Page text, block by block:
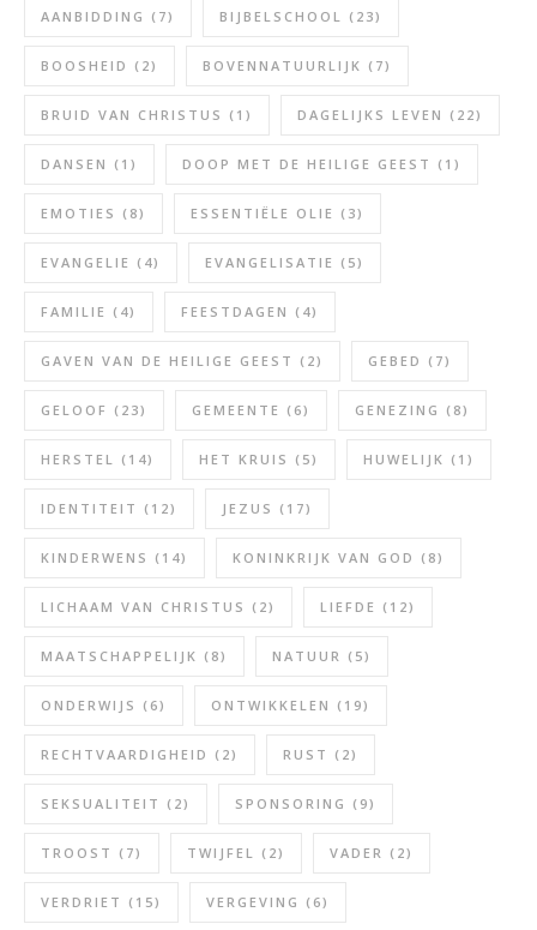
AANBIDDING (7) BIJBELSCHOOL (23)
BOOSHEID (2) BOVENNATUURLIJK (7)
BRUID VAN CHRISTUS (1) DAGELIJKS LEVEN (22)
DANSEN (1) DOOP MET DE HEILIGE GEEST (1)
EMOTIES (8) ESSENTIËLE OLIE (3)
EVANGELIE (4) EVANGELISATIE (5)
FAMILIE (4) FEESTDAGEN (4)
GAVEN VAN DE HEILIGE GEEST (2) GEBED (7)
GELOOF (23) GEMEENTE (6) GENEZING (8)
HERSTEL (14) HET KRUIS (5) HUWELIJK (1)
IDENTITEIT (12) JEZUS (17)
KINDERWENS (14) KONINKRIJK VAN GOD (8)
LICHAAM VAN CHRISTUS (2) LIEFDE (12)
MAATSCHAPPELIJK (8) NATUUR (5)
ONDERWIJS (6) ONTWIKKELEN (19)
RECHTVAARDIGHEID (2) RUST (2)
SEKSUALITEIT (2) SPONSORING (9)
TROOST (7) TWIJFEL (2) VADER (2)
VERDRIET (15) VERGEVING (6)